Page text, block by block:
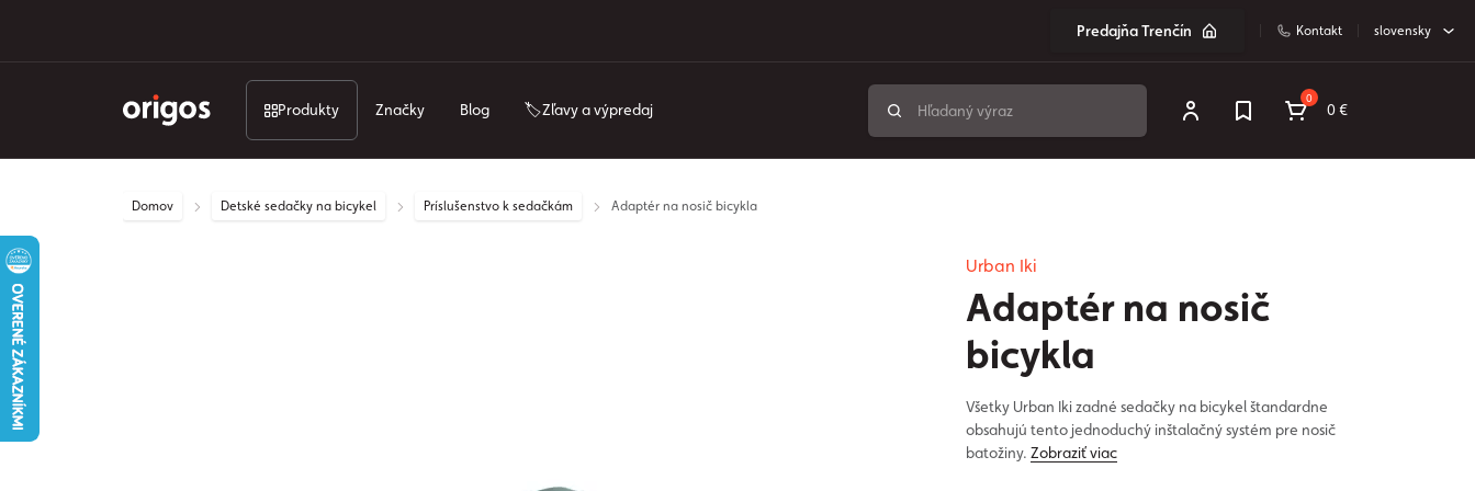
Predajňa Trenčín Kontakt slovensky
Produkty Značky Blog 🏷️Zľavy a výpredaj
0
0 €
Domov Detské sedačky na bicykel Príslušenstvo k sedačkám Adaptér na nosič bicykla
Urban Iki
Adaptér na nosič
bicykla
Všetky Urban Iki zadné sedačky na bicykel štandardne
obsahujú tento jednoduchý inštalačný systém pre nosič
batožiny. Zobraziť viac